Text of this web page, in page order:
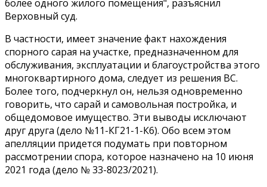
более одного жилого помещения", разъяснил
Верховный суд.
В частности, имеет значение факт нахождения
спорного сарая на участке, предназначенном для
обслуживания, эксплуатации и благоустройства этого
многоквартирного дома, следует из решения ВС.
Более того, подчеркнул он, нельзя одновременно
говорить, что сарай и самовольная постройка, и
общедомовое имущество. Эти выводы исключают
друг друга (дело №11-КГ21-1-К6). Обо всем этом
апелляции придется подумать при повторном
рассмотрении спора, которое назначено на 10 июня
2021 года (дело № 33-8023/2021).